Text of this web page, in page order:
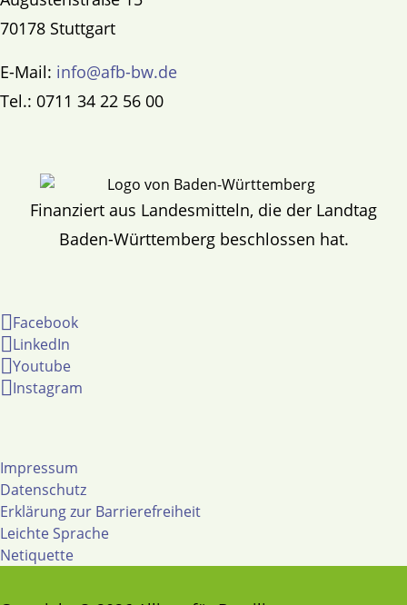
70178 Stuttgart
E-Mail: info@afb-bw.de
Tel.: 0711 34 22 56 00
Finanziert aus Landesmitteln, die der Landtag
Baden-Württemberg beschlossen hat.
Facebook
LinkedIn
Youtube
Instagram
Impressum
Datenschutz
Erklärung zur Barrierefreiheit
Leichte Sprache
Netiquette